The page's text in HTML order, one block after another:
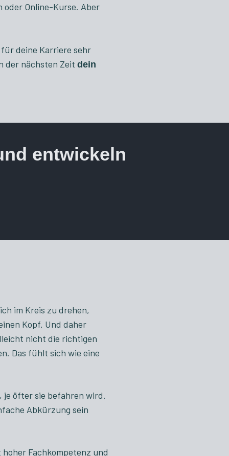
oder Online-Kurse. Aber
deine Karriere sehr
der nächsten Zeitdein
entwickeln
im Kreis zu drehen,
Kopf. Und daher
nicht die richtigen
Das fühlt sich wie eine
je öfter sie befahren wird.
Abkürzung sein
Fachkompetenz und